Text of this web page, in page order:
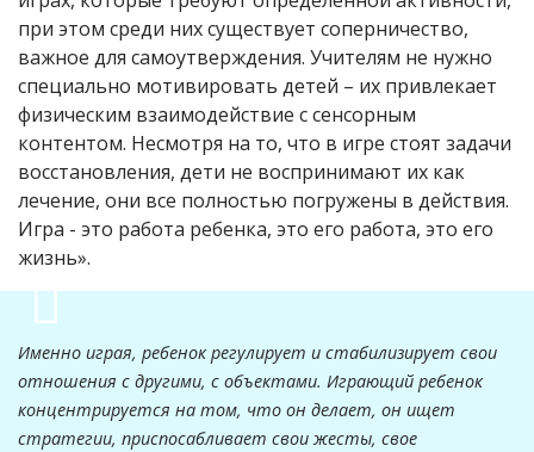
при этом среди них существует соперничество,
важное для самоутверждения. Учителям не нужно
специально мотивировать детей – их привлекает
физическим взаимодействие с сенсорным
контентом. Несмотря на то, что в игре стоят задачи
восстановления, дети не воспринимают их как
лечение, они все полностью погружены в действия.
Игра - это работа ребенка, это его работа, это его
жизнь».
Именно играя, ребенок регулирует и стабилизирует свои
отношения с другими, с объектами. Играющий ребенок
концентрируется на том, что он делает, он ищет
стратегии, приспосабливает свои жесты, свое